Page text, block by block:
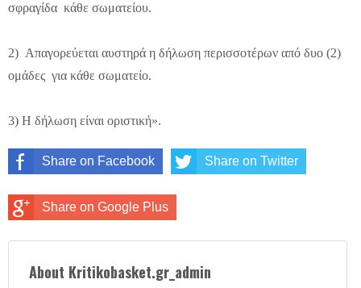
σφραγίδα κάθε σωματείου.
2) Απαγορεύεται αυστηρά η δήλωση περισσοτέρων από δυο (2)
ομάδες για κάθε σωματείο.
3) Η δήλωση είναι οριστική».
Share on Facebook Share on Twitter
Share on Google Plus
About Kritikobasket.gr_admin